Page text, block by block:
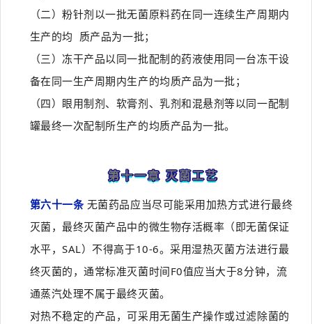
（二）粉针剂以一批无菌原料药在同一连续生产周期内
生产的均 质产品为一批；
（三）冻干产品以同一批配制的药液使用同一台冻干设
备在同一生产周期内生产的均质产品为一批；
（四）眼用制剂、软膏剂、乳剂和混悬剂等以同一配制
罐最终一次配制所生产的均质产品为一批。
第十一章 灭菌工艺
第六十一条 无菌药品应当尽可能采用加热方式进行最终
灭菌，最终灭菌产品中的微生物存活概率（即无菌保证
水平，SAL）不得高于10-6。采用湿热灭菌方法进行最
终灭菌的，通常标准灭菌时间F0值应当大于8分钟，流
通蒸汽处理不属于最终灭菌。
对热不稳定的产品，可采用无菌生产操作或过滤除菌的